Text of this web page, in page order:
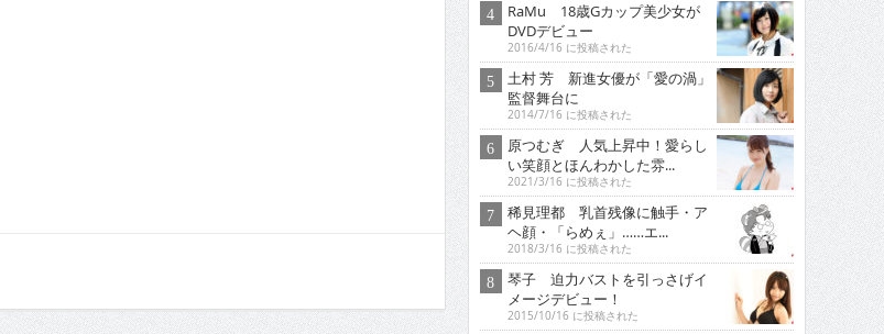
RaMu 18歳Gカップ美少女が
DVDデビュー
2016/4/16 に投稿された
土村 芳 新進女優が「愛の渦」
監督舞台に
2014/7/16 に投稿された
原つむぎ 人気上昇中！愛らし
い笑顔とほんわかした雰...
2021/3/16 に投稿された
稀見理都 乳首残像に触手・ア
ヘ顔・「らめぇ」……エ...
2018/3/16 に投稿された
琴子 迫力バストを引っさげイ
メージデビュー！
2015/10/16 に投稿された